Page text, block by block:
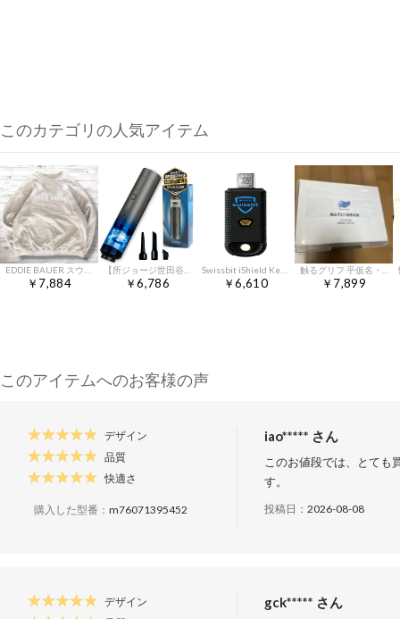
このカテゴリの人気アイテム
￥7,884
【所ジョージ世田谷ベース掲載×カーケア専門店導入】 ブロー＆吸引2WAYコードレス車用掃除機［超軽量設計×スマホも持ち上げる12000Paの強力吸引］ハンディクリーナー 小型掃除機t
￥6,786
Swissbit iShield Key FIDO2 MFAセキュリティキー USB-C、NFC (FIDO U2F, FIDO2)ｍａ
￥6,610 ￥7,899
このアイテムへのお客様の声
デザイン
品質
快適さ
購入した型番： m76071395452
iao***** さん
このお値段では、とても
す。
投稿日： 2026-08-08
デザイン
gck***** さん